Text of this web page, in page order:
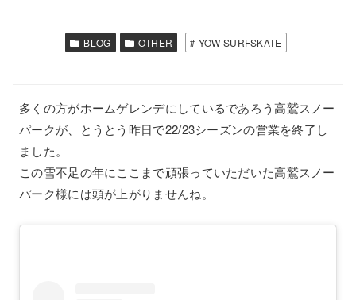
BLOG OTHER YOW SURFSKATE
多くの方がホームゲレンデにしているであろう高鷲スノー
パークが、とうとう昨日で22/23シーズンの営業を終了し
ました。
この雪不足の年にここまで頑張っていただいた高鷲スノー
パーク様には頭が上がりませんね。